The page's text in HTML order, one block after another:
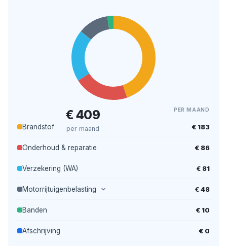
€ 409
per maand
PER MAAND
Brandstof € 183
Onderhoud & reparatie € 86
Verzekering (WA) € 81
Motorrijtuigenbelasting € 48
Banden € 10
Afschrijving € 0